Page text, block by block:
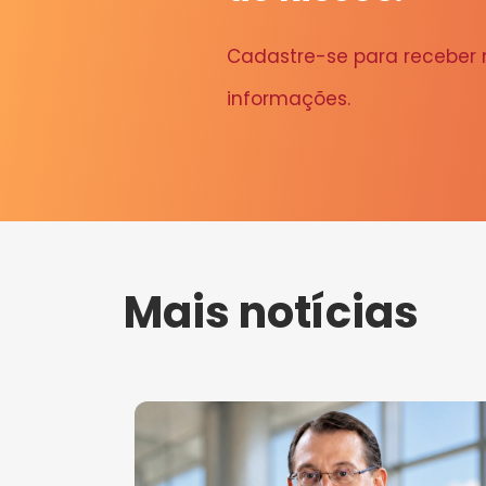
Cadastre-se para receber
informações.
Mais notícias